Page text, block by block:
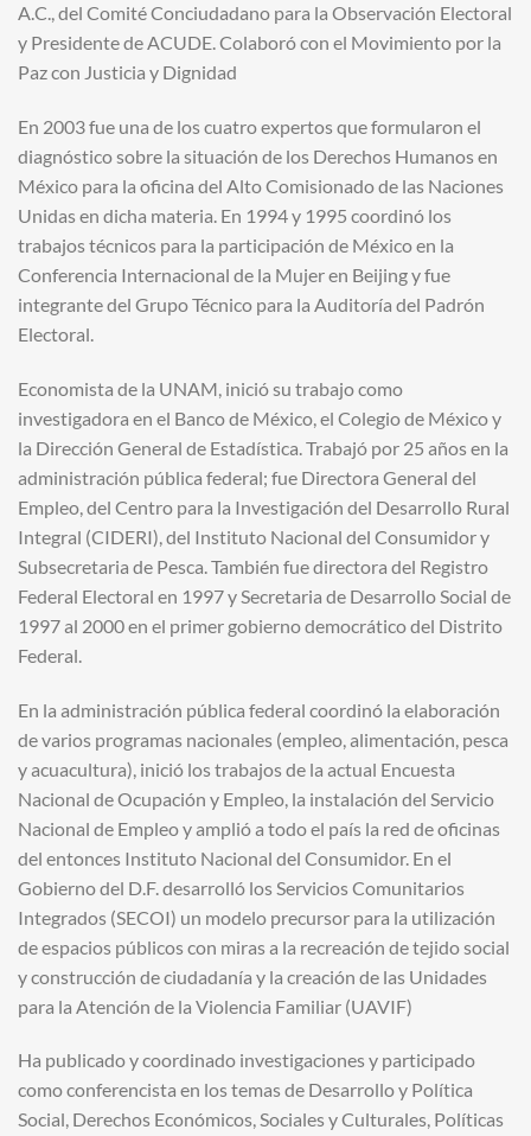
A.C., del Comité Conciudadano para la Observación Electoral
y Presidente de ACUDE. Colaboró con el Movimiento por la
Paz con Justicia y Dignidad
En 2003 fue una de los cuatro expertos que formularon el
diagnóstico sobre la situación de los Derechos Humanos en
México para la oficina del Alto Comisionado de las Naciones
Unidas en dicha materia. En 1994 y 1995 coordinó los
trabajos técnicos para la participación de México en la
Conferencia Internacional de la Mujer en Beijing y fue
integrante del Grupo Técnico para la Auditoría del Padrón
Electoral.
Economista de la UNAM, inició su trabajo como
investigadora en el Banco de México, el Colegio de México y
la Dirección General de Estadística. Trabajó por 25 años en la
administración pública federal; fue Directora General del
Empleo, del Centro para la Investigación del Desarrollo Rural
Integral (CIDERI), del Instituto Nacional del Consumidor y
Subsecretaria de Pesca. También fue directora del Registro
Federal Electoral en 1997 y Secretaria de Desarrollo Social de
1997 al 2000 en el primer gobierno democrático del Distrito
Federal.
En la administración pública federal coordinó la elaboración
de varios programas nacionales (empleo, alimentación, pesca
y acuacultura), inició los trabajos de la actual Encuesta
Nacional de Ocupación y Empleo, la instalación del Servicio
Nacional de Empleo y amplió a todo el país la red de oficinas
del entonces Instituto Nacional del Consumidor. En el
Gobierno del D.F. desarrolló los Servicios Comunitarios
Integrados (SECOI) un modelo precursor para la utilización
de espacios públicos con miras a la recreación de tejido social
y construcción de ciudadanía y la creación de las Unidades
para la Atención de la Violencia Familiar (UAVIF)
Ha publicado y coordinado investigaciones y participado
como conferencista en los temas de Desarrollo y Política
Social, Derechos Económicos, Sociales y Culturales, Políticas